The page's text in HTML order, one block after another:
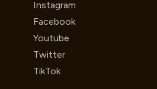
Instagram
Facebook
Youtube
Twitter
TikTok